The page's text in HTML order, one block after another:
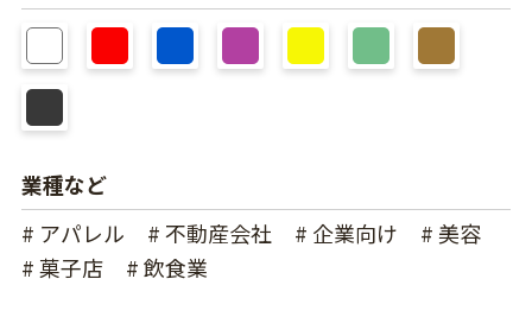
業種など
# アパレル
# 不動産会社 # 企業向け
# 美容
# 菓子店
# 飲食業